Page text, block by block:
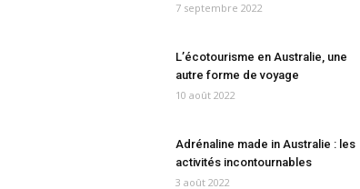
7 septembre 2022
L’écotourisme en Australie, une
autre forme de voyage
10 août 2022
Adrénaline made in Australie : les
activités incontournables
3 août 2022